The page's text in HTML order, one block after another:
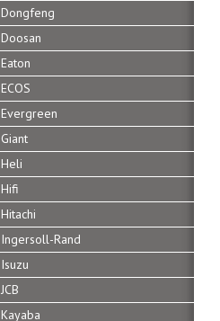
Dongfeng
Doosan
Eaton
ECOS
Evergreen
Giant
Heli
Hifi
Hitachi
Ingersoll-Rand
Isuzu
JCB
Kayaba